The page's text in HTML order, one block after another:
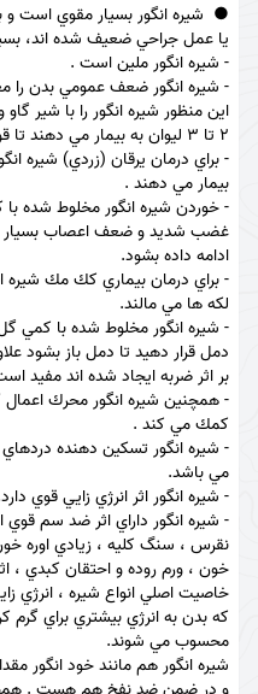
شيره انگور بسيار مقوي است و
يا عمل جراحي ضعيف شده اند،
- شيره انگور ملين است .
- شيره انگور ضعف عمومي بدن را
اين منظور شيره انگور را با شير
2 تا 3 ليوان به بيمار مي دهند تا قواي بدنش را سريعتر بدست آورد.
- براي درمان يرقان (زردي) شيره
بيمار مي دهند .
- خوردن شيره انگور مخلوط شده
غضب شديد و ضعف اعصاب بسيار
ادامه داده بشود.
- براي درمان بيماري كك مك شيره
لكه ها مي مالند.
- شيره انگور مخلوط شده با كمي
دمل قرار دهيد تا دمل باز بشود
بر اثر ضربه ايجاد شده اند مفيد
- همچنين شيره انگور محرك
كمك مي كند .
- شيره انگور تسكين دهنده
مي باشد.
- شيره انگور اثر انرژي زايي قوي
- شيره انگور داراي اثر ضد سم
نقرس ، سنگ كليه ، زيادي اوره
خون ، ورم روده و احتقان كبدي ،
خاصيت اصلي انواع شيره ، انرژي
كه بدن به انرژي بيشتري براي گرم
محسوب مي شوند.
شيره انگور هم مانند خود انگور